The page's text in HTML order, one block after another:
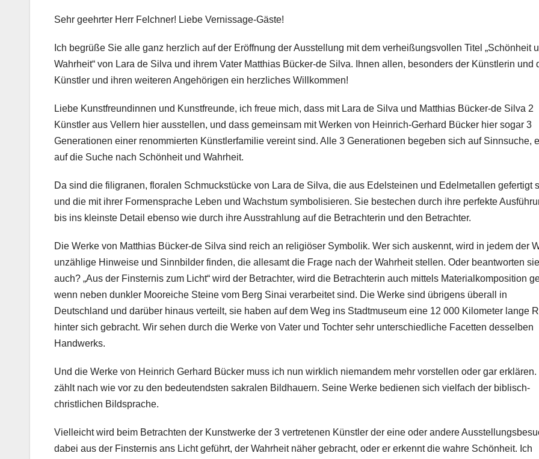
Sehr geehrter Herr Felchner! Liebe Vernissage-Gäste!
Ich begrüße Sie alle ganz herzlich auf der Eröffnung der Ausstellung mit dem verheißungsvollen Titel „Schönheit
Wahrheit“ von Lara de Silva und ihrem Vater Matthias Bücker-de Silva. Ihnen allen, besonders der Künstlerin und
Künstler und ihren weiteren Angehörigen ein herzliches Willkommen!
Liebe Kunstfreundinnen und Kunstfreunde, ich freue mich, dass mit Lara de Silva und Matthias Bücker-de Silva 2
Künstler aus Vellern hier ausstellen, und dass gemeinsam mit Werken von Heinrich-Gerhard Bücker hier sogar 3
Generationen einer renommierten Künstlerfamilie vereint sind. Alle 3 Generationen begeben sich auf Sinnsuche,
auf die Suche nach Schönheit und Wahrheit.
Da sind die filigranen, floralen Schmuckstücke von Lara de Silva, die aus Edelsteinen und Edelmetallen gefertigt
und die mit ihrer Formensprache Leben und Wachstum symbolisieren. Sie bestechen durch ihre perfekte
bis ins kleinste Detail ebenso wie durch ihre Ausstrahlung auf die Betrachterin und den Betrachter.
Die Werke von Matthias Bücker-de Silva sind reich an religiöser Symbolik. Wer sich auskennt, wird in jedem der
unzählige Hinweise und Sinnbilder finden, die allesamt die Frage nach der Wahrheit stellen. Oder beantworten
auch? „Aus der Finsternis zum Licht“ wird der Betrachter, wird die Betrachterin auch mittels Materialkomposition
wenn neben dunkler Mooreiche Steine vom Berg Sinai verarbeitet sind. Die Werke sind übrigens überall in
Deutschland und darüber hinaus verteilt, sie haben auf dem Weg ins Stadtmuseum eine 12 000 Kilometer lange
hinter sich gebracht. Wir sehen durch die Werke von Vater und Tochter sehr unterschiedliche Facetten desselben
Handwerks.
Und die Werke von Heinrich Gerhard Bücker muss ich nun wirklich niemandem mehr vorstellen oder gar erklären.
zählt nach wie vor zu den bedeutendsten sakralen Bildhauern. Seine Werke bedienen sich vielfach der biblisch-
christlichen Bildsprache.
Vielleicht wird beim Betrachten der Kunstwerke der 3 vertretenen Künstler der eine oder andere
dabei aus der Finsternis ans Licht geführt, der Wahrheit näher gebracht, oder er erkennt die wahre Schönheit. Ich